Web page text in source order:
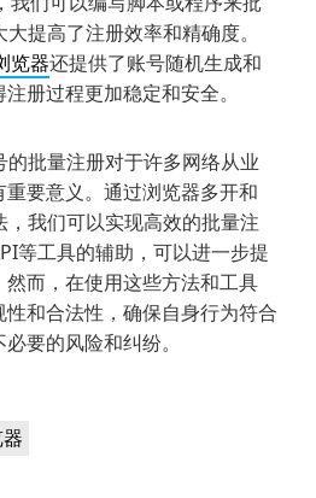
提高了注册效率和精确度。
览器还提供了账号随机生成和
册过程更加稳定和安全。
批量注册对于许多网络从业
要意义。通过浏览器多开和
我们可以实现高效的批量注
等工具的辅助，可以进一步提
而，在使用这些方法和工具
和合法性，确保自身行为符合
要的风险和纠纷。